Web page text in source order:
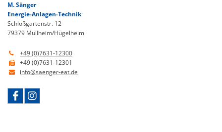
M. Sänger
Energie-Anlagen-Technik
Schloßgartenstr. 12
79379 Müllheim/Hügelheim
 +49 (0)7631-12300
 +49 (0)7631-12301
 info@saenger-eat.de